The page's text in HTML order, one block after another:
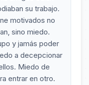
su trabajo.
motivados no
sino miedo.
y jamás poder
a decepcionar
Miedo de
entrar en otro.